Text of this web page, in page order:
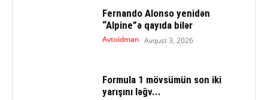
Fernando Alonso yenidən
“Alpine”ə qayıda bilər
Avtoidman Avqust 3, 2026
Formula 1 mövsümün son iki
yarışını ləğv...